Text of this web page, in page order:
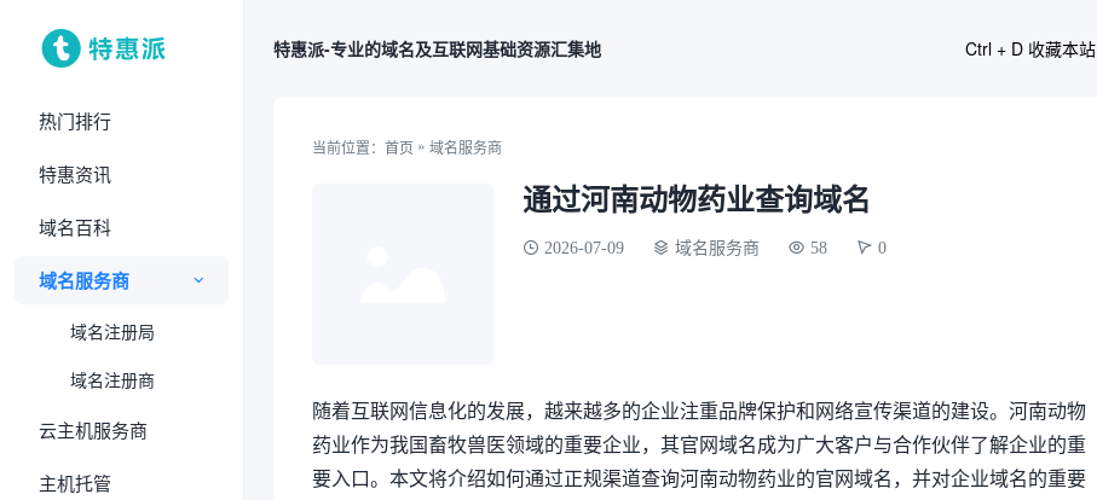
热门排行
特惠资讯
域名百科
域名服务商
域名注册局
域名注册商
云主机服务商
主机托管
特惠派-专业的域名及互联网基础资源汇集地 Ctrl + D 收藏本站
当前位置： 首页 » 域名服务商
通过河南动物药业查询域名
2026-07-09 域名服务商 58 0
随着互联网信息化的发展，越来越多的企业注重品牌保护和网络宣传渠道的建设。河南动物
药业作为我国畜牧兽医领域的重要企业，其官网域名成为广大客户与合作伙伴了解企业的重
要入口。本文将介绍如何通过正规渠道查询河南动物药业的官网域名，并对企业域名的重要